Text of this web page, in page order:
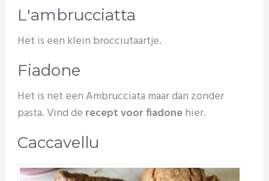
L'ambrucciatta
Het is een klein brocciutaartje.
Fiadone
Het is net een Ambrucciata maar dan zonder
pasta. Vind de recept voor fiadonehier.
Caccavellu